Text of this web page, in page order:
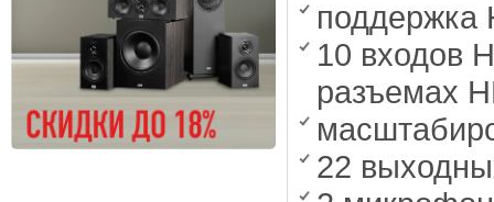
поддержка
10 входов
разъемах
22